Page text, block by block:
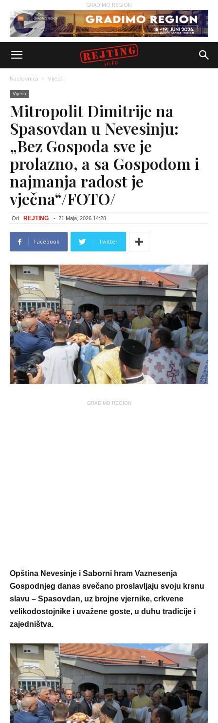
GRADIMO REGION
Naslovnica Vijesti
Vijesti
Mitropolit Dimitrije na
Spasovdan u Nevesinju:
„Bez Gospoda sve je
prolazno, a sa Gospodom i
najmanja radost je
vječna“/FOTO/
Od REJTING - 21 Maja, 2026 14:28
Facebook Twitter
GRADIMO REGION
Opština Nevesinje i Saborni hram Vaznesenja
Gospodnjeg danas svečano proslavljaju svoju krsnu
slavu – Spasovdan, uz brojne vjernike, crkvene
velikodostojnike i uvažene goste, u duhu tradicije i
zajedništva.